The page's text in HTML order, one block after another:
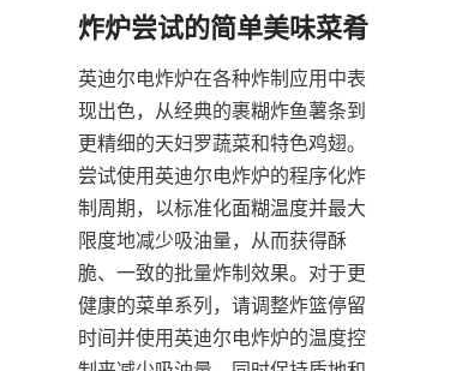
英迪尔电炸炉在各种炸制应用中表
现出色，从经典的裹糊炸鱼薯条到
更精细的天妇罗蔬菜和特色鸡翅。
尝试使用英迪尔电炸炉的程序化炸
制周期，以标准化面糊温度并最大
限度地减少吸油量，从而获得酥
脆、一致的批量炸制效果。对于更
健康的菜单系列，请调整炸篮停留
时间并使用英迪尔电炸炉的温度控